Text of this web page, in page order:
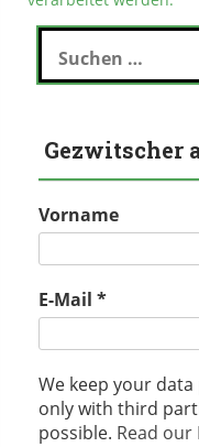
Suchen
nach:
Gezwitscher
Vorname
E-Mail *
We keep your
only with third
possible. Read our